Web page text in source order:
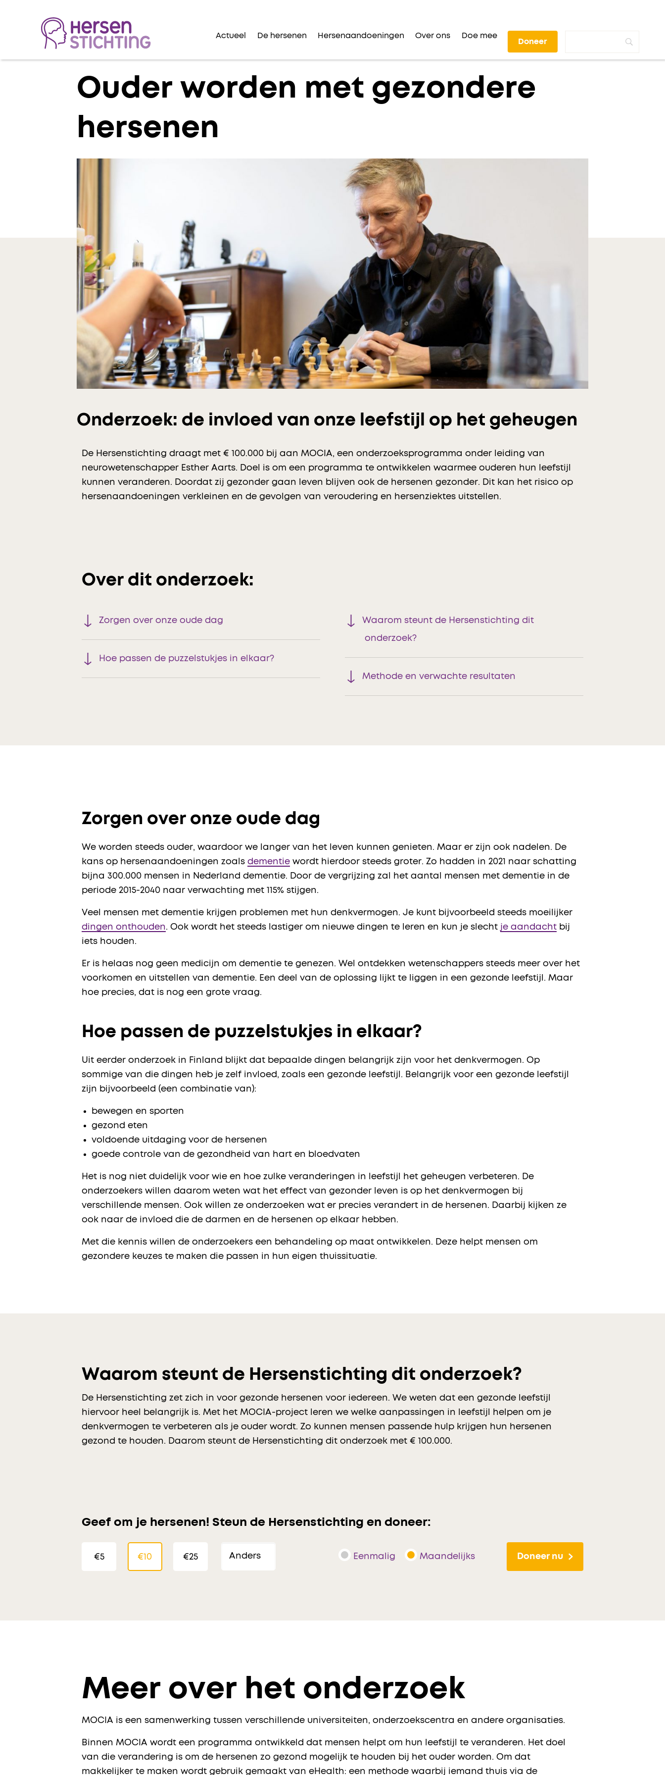
Actueel De hersenen Hersenaandoeningen Over ons Doe mee
Doneer
Lees voor
Ouder worden met gezondere
hersenen
Onderzoek: de invloed van onze leefstijl op het geheugen
De Hersenstichting draagt met € 100.000 bij aan MOCIA, een onderzoeksprogramma onder leiding van
neurowetenschapper Esther Aarts. Doel is om een programma te ontwikkelen waarmee ouderen hun leefstijl
kunnen veranderen. Doordat zij gezonder gaan leven blijven ook de hersenen gezonder. Dit kan het risico op
hersenaandoeningen verkleinen en de gevolgen van veroudering en hersenziektes uitstellen.
Over dit onderzoek:
Zorgen over onze oude dag
Hoe passen de puzzelstukjes in elkaar?
Waarom steunt de Hersenstichting dit
onderzoek?
Methode en verwachte resultaten
Zorgen over onze oude dag
We worden steeds ouder, waardoor we langer van het leven kunnen genieten. Maar er zijn ook nadelen. De
kans op hersenaandoeningen zoalsdementie wordt hierdoor steeds groter. Zo hadden in 2021 naar schatting
bijna 300.000 mensen in Nederland dementie. Door de vergrijzing zal het aantal mensen met dementie in de
periode 2015-2040 naar verwachting met 115% stijgen.
Veel mensen met dementie krijgen problemen met hun denkvermogen. Je kunt bijvoorbeeld steeds moeilijker
dingen onthouden. Ook wordt het steeds lastiger om nieuwe dingen te leren en kun je slecht je aandacht bij
iets houden.
Er is helaas nog geen medicijn om dementie te genezen. Wel ontdekken wetenschappers steeds meer over het
voorkomen en uitstellen van dementie. Een deel van de oplossing lijkt te liggen in een gezonde leefstijl. Maar
hoe precies, dat is nog een grote vraag.
Hoe passen de puzzelstukjes in elkaar?
Uit eerder onderzoek in Finland blijkt dat bepaalde dingen belangrijk zijn voor het denkvermogen. Op
sommige van die dingen heb je zelf invloed, zoals een gezonde leefstijl. Belangrijk voor een gezonde leefstijl
zijn bijvoorbeeld (een combinatie van):
bewegen en sporten
gezond eten
voldoende uitdaging voor de hersenen
goede controle van de gezondheid van hart en bloedvaten
Het is nog niet duidelijk voor wie en hoe zulke veranderingen in leefstijl het geheugen verbeteren. De
onderzoekers willen daarom weten wat het effect van gezonder leven is op het denkvermogen bij
verschillende mensen. Ook willen ze onderzoeken wat er precies verandert in de hersenen. Daarbij kijken ze
ook naar de invloed die de darmen en de hersenen op elkaar hebben.
Met die kennis willen de onderzoekers een behandeling op maat ontwikkelen. Deze helpt mensen om
gezondere keuzes te maken die passen in hun eigen thuissituatie.
Waarom steunt de Hersenstichting dit onderzoek?
De Hersenstichting zet zich in voor gezonde hersenen voor iedereen. We weten dat een gezonde leefstijl
hiervoor heel belangrijk is. Met het MOCIA-project leren we welke aanpassingen in leefstijl helpen om je
denkvermogen te verbeteren als je ouder wordt. Zo kunnen mensen passende hulp krijgen hun hersenen
gezond te houden. Daarom steunt de Hersenstichting dit onderzoek met € 100.000.
Geef om je hersenen! Steun de Hersenstichting en doneer:
€5 €10 €25 Eenmalig Maandelijks Doneer nu
Meer over het onderzoek
MOCIA is een samenwerking tussen verschillende universiteiten, onderzoekscentra en andere organisaties.
Binnen MOCIA wordt een programma ontwikkeld dat mensen helpt om hun leefstijl te veranderen. Het doel
van die verandering is om de hersenen zo gezond mogelijk te houden bij het ouder worden. Om dat
makkelijker te maken wordt gebruik gemaakt van eHealth: een methode waarbij iemand thuis via de